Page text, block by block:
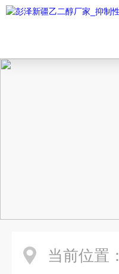
当前位置：